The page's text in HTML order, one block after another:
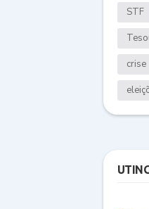
STF
crise